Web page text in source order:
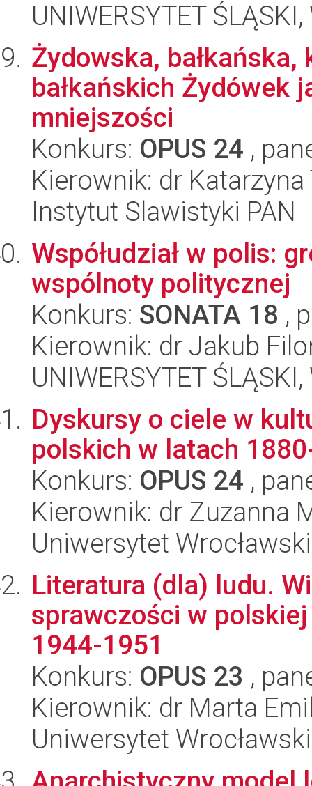
UNIWERSYTET
Żydowska,
bałkańskich Żydówek
mniejszości
Konkurs: OPUS 24 ,
Kierownik: dr Katarzyna
Instytut Slawistyki PAN
Współudział w polis:
wspólnoty politycznej
Konkurs: SONATA 18 ,
Kierownik: dr Jakub
UNIWERSYTET
Dyskursy o ciele w
polskich w latach
Konkurs: OPUS 24 ,
Kierownik: dr Zuzanna
Uniwersytet
Literatura (dla) ludu.
sprawczości w
1944-1951
Konkurs: OPUS 23 ,
Kierownik: dr Marta
Uniwersytet